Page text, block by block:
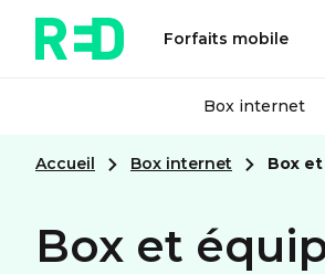
Forfaits mobile
Box internet
Accueil Box internet Box
Box et